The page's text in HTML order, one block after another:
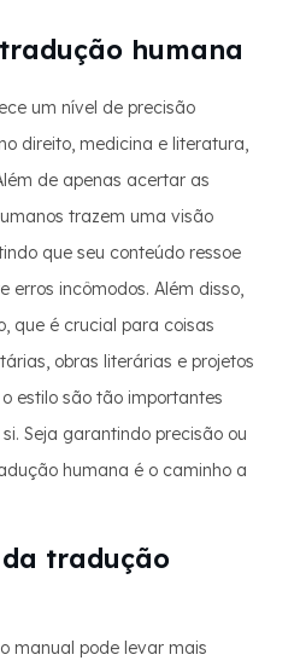
humana
um nível de precisão
direito, medicina e literatura,
de apenas acertar as
trazem uma visão
que seu conteúdo ressoe
erros incômodos. Além disso,
que é crucial para coisas
obras literárias e projetos
estilo são tão importantes
Seja garantindo precisão ou
humana é o caminho a
tradução
manual pode levar mais